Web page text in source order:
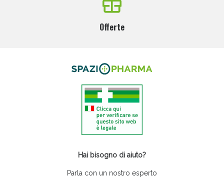
Offerte
Hai bisogno di aiuto?
Parla con un nostro esperto